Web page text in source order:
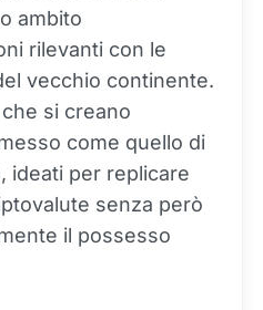
ambito
rilevanti con le
vecchio continente.
si creano
come quello di
ideati per replicare
senza però
il possesso